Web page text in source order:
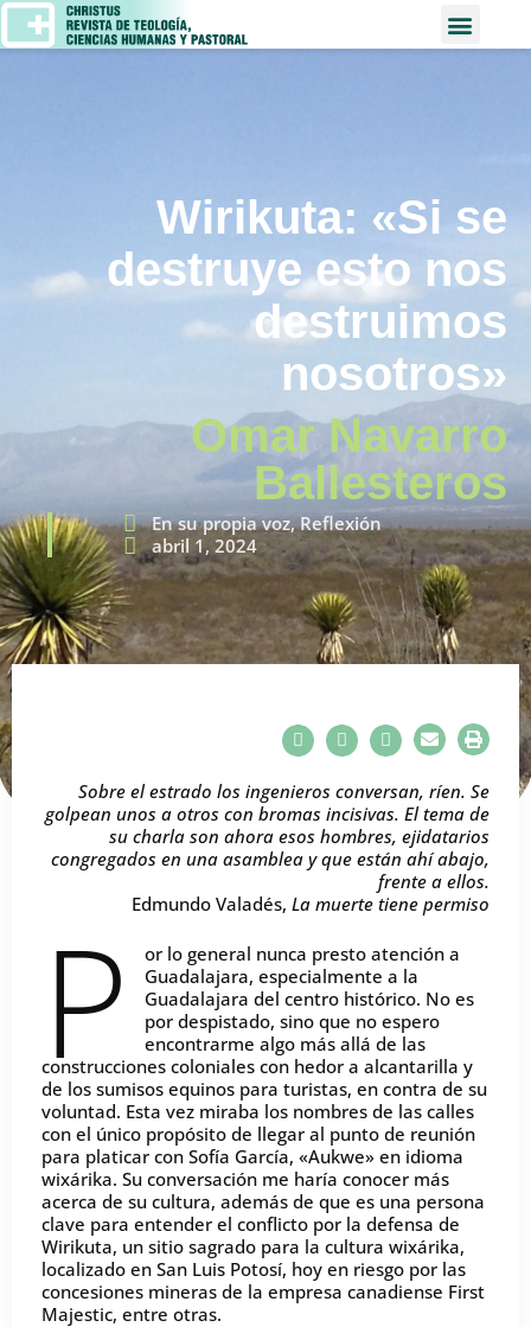
Wirikuta: «Si se
destruye esto nos
destruimos
nosotros»
Omar Navarro
Ballesteros
En su propia voz,Reflexión
abril 1, 2024
Sobre el estrado los ingenieros conversan, ríen. Se
golpean unos a otros con bromas incisivas. El tema de
su charla son ahora esos hombres, ejidatarios
congregados en una asamblea y que están ahí abajo,
frente a ellos.
Edmundo Valadés, La muerte tiene permiso
P
or lo general nunca presto atención a
Guadalajara, especialmente a la
Guadalajara del centro histórico. No es
por despistado, sino que no espero
encontrarme algo más allá de las
construcciones coloniales con hedor a alcantarilla y
de los sumisos equinos para turistas, en contra de su
voluntad. Esta vez miraba los nombres de las calles
con el único propósito de llegar al punto de reunión
para platicar con Sofía García, «Aukwe» en idioma
wixárika. Su conversación me haría conocer más
acerca de su cultura, además de que es una persona
clave para entender el conflicto por la defensa de
Wirikuta, un sitio sagrado para la cultura wixárika,
localizado en San Luis Potosí, hoy en riesgo por las
concesiones mineras de la empresa canadiense First
Majestic, entre otras.